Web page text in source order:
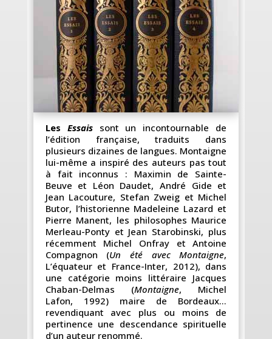
Les Essaissont un incontournable de
l’édition française, traduits dans
plusieurs dizaines de langues. Montaigne
lui-même a inspiré des auteurs pas tout
à fait inconnus : Maximin de Sainte-
Beuve et Léon Daudet, André Gide et
Jean Lacouture, Stefan Zweig et Michel
Butor, l’historienne Madeleine Lazard et
Pierre Manent, les philosophes Maurice
Merleau-Ponty et Jean Starobinski, plus
récemment Michel Onfray et Antoine
Compagnon (Un été avec Montaigne,
L’équateur et France-Inter, 2012), dans
une catégorie moins littéraire Jacques
Chaban-Delmas (Montaigne, Michel
Lafon, 1992) maire de Bordeaux…
revendiquant avec plus ou moins de
pertinence une descendance spirituelle
d’un auteur renommé.